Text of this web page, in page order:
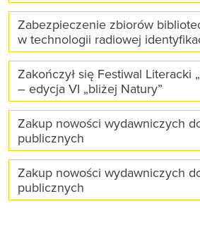
Zabezpieczenie zbiorów
w technologii radiowej
Zakończył się Festiwal Literacki
– edycja VI „bliżej Natury”
Zakup nowości wydawniczych
publicznych
Zakup nowości wydawniczych
publicznych